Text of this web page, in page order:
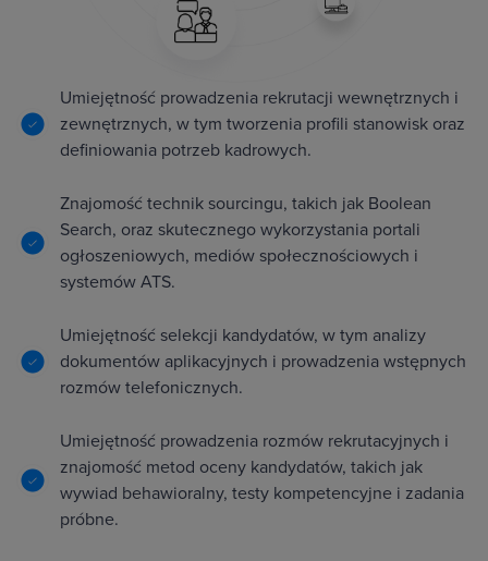
Umiejętność prowadzenia rekrutacji wewnętrznych i
zewnętrznych, w tym tworzenia profili stanowisk oraz
definiowania potrzeb kadrowych.
Znajomość technik sourcingu, takich jak Boolean
Search, oraz skutecznego wykorzystania portali
ogłoszeniowych, mediów społecznościowych i
systemów ATS.
Umiejętność selekcji kandydatów, w tym analizy
dokumentów aplikacyjnych i prowadzenia wstępnych
rozmów telefonicznych.
Umiejętność prowadzenia rozmów rekrutacyjnych i
znajomość metod oceny kandydatów, takich jak
wywiad behawioralny, testy kompetencyjne i zadania
próbne.